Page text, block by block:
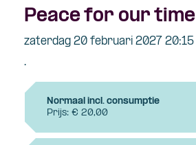
Peace for our time
zaterdag 20 februari 2027 20:15
.
Normaal incl. consumptie
Prijs: € 20,00